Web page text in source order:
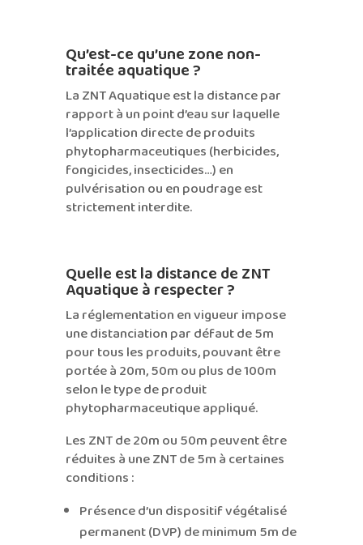
Qu’est-ce qu’une zone non-
traitée aquatique ?
La ZNT Aquatique est la distance par
rapport à un point d’eau sur laquelle
l’application directe de produits
phytopharmaceutiques (herbicides,
fongicides, insecticides…) en
pulvérisation ou en poudrage est
strictement interdite.
Quelle est la distance de ZNT
Aquatique à respecter ?
La réglementation en vigueur impose
une distanciation par défaut de 5m
pour tous les produits, pouvant être
portée à 20m, 50m ou plus de 100m
selon le type de produit
phytopharmaceutique appliqué.
Les ZNT de 20m ou 50m peuvent être
réduites à une ZNT de 5m à certaines
conditions :
Présence d’un dispositif végétalisé
permanent (DVP) de minimum 5m de